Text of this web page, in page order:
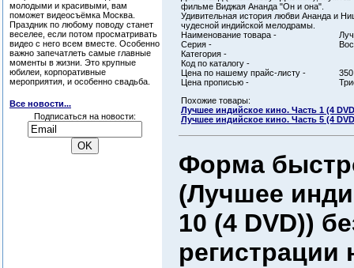
молодыми и красивыми, вам
поможет видеосъёмка Москва.
Праздник по любому поводу станет
веселее, если потом просматривать
видео с него всем вместе. Особенно
важно запечатлеть самые главные
моменты в жизни. Это крупные
юбилеи, корпоративные
мероприятия, и особенно свадьба.
Все новости...
Подписаться на новости:
фильме Виджая Ананда "Он и она".
Удивительная история любви Ананда и
чудесной индийской мелодрамы.
Наименование товара -
Серия -
Категория -
Код по каталогу -
Цена по нашему прайс-листу -
Цена прописью -
Похожие товары:
Лучшее индийское кино. Часть 1 (4
Лучшее индийское кино. Часть 5 (4
Форма
(Лучшее
10 (4 DVD))
регистрации